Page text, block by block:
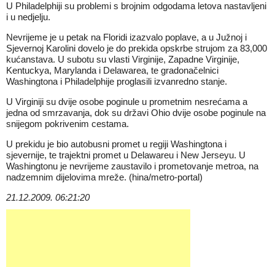
U Philadelphiji su problemi s brojnim odgodama letova nastavljeni
i u nedjelju.
Nevrijeme je u petak na Floridi izazvalo poplave, a u Južnoj i
Sjevernoj Karolini dovelo je do prekida opskrbe strujom za 83,000
kućanstava. U subotu su vlasti Virginije, Zapadne Virginije,
Kentuckya, Marylanda i Delawarea, te gradonačelnici
Washingtona i Philadelphije proglasili izvanredno stanje.
U Virginiji su dvije osobe poginule u prometnim nesrećama a
jedna od smrzavanja, dok su državi Ohio dvije osobe poginule na
snijegom pokrivenim cestama.
U prekidu je bio autobusni promet u regiji Washingtona i
sjevernije, te trajektni promet u Delawareu i New Jerseyu. U
Washingtonu je nevrijeme zaustavilo i prometovanje metroa, na
nadzemnim dijelovima mreže. (hina/metro-portal)
21.12.2009. 06:21:20